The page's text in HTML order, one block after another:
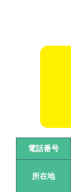
電話番号
所在地